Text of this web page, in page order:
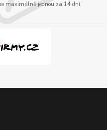
maximálně jednou za 14 dní.